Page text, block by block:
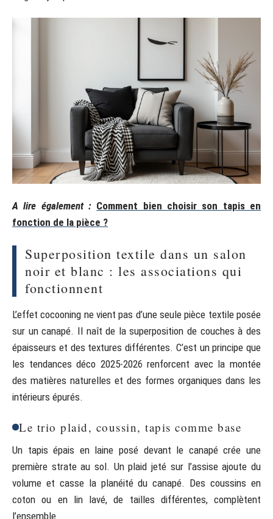
A lire également : Comment bien choisir son tapis en
fonction de la pièce ?
Superposition textile dans un salon
noir et blanc : les associations qui
fonctionnent
L’effet cocooning ne vient pas d’une seule pièce textile posée
sur un canapé. Il naît de la superposition de couches à des
épaisseurs et des textures différentes. C’est un principe que
les tendances déco 2025-2026 renforcent avec la montée
des matières naturelles et des formes organiques dans les
intérieurs épurés.
Le trio plaid, coussin, tapis comme base
Un tapis épais en laine posé devant le canapé crée une
première strate au sol. Un plaid jeté sur l’assise ajoute du
volume et casse la planéité du canapé. Des coussins en
coton ou en lin lavé, de tailles différentes, complètent
l’ensemble.